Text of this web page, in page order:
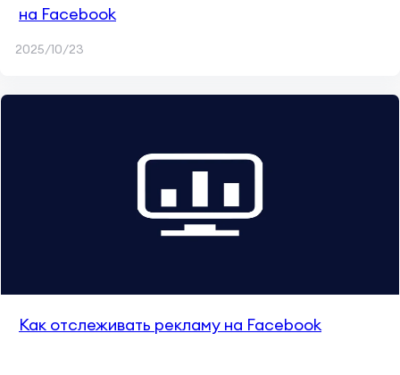
на Facebook
2025/10/23
Как отслеживать рекламу на Facebook